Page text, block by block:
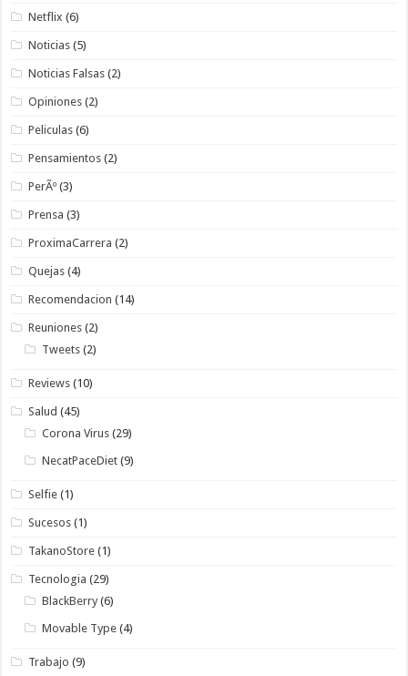
Netflix (6)
Noticias (5)
Noticias Falsas (2)
Opiniones (2)
Peliculas (6)
Pensamientos (2)
PerÃº (3)
Prensa (3)
ProximaCarrera (2)
Quejas (4)
Recomendacion (14)
Reuniones (2)
Tweets (2)
Reviews (10)
Salud (45)
Corona Virus (29)
NecatPaceDiet (9)
Selfie (1)
Sucesos (1)
TakanoStore (1)
Tecnologia (29)
BlackBerry (6)
Movable Type (4)
Trabajo (9)